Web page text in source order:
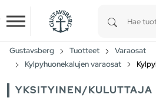
Skip to main content
Gustavsberg Tuotteet
Varaosat
Kylpyhuonekalujen varaosat
YKSITYINEN/KULUTTAJA